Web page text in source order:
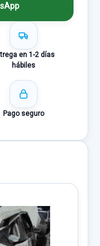
en 1-2 días
hábiles
Pago seguro